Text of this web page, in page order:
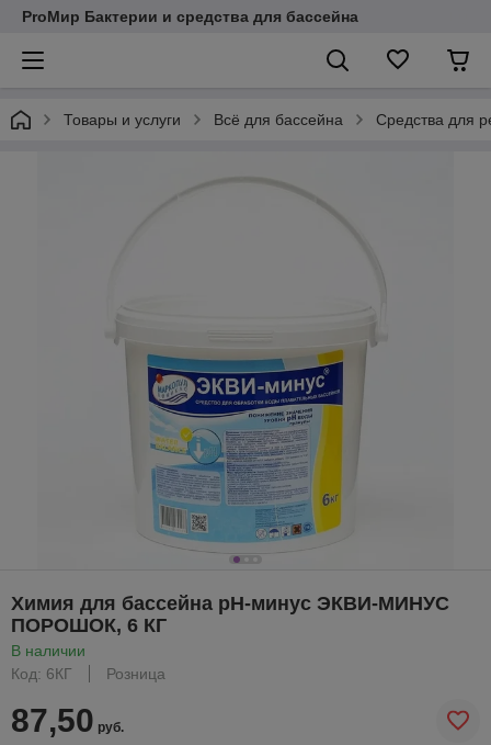
ProМир Бактерии и средства для бассейна
Товары и услуги Всё для бассейна Средства для
Химия для бассейна рН-минус ЭКВИ-МИНУС
ПОРОШОК, 6 КГ
В наличии
Код: 6КГ
Розница
87,50 руб.